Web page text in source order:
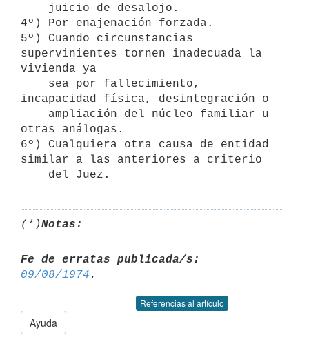
4º) Por enajenación forzada.
5º) Cuando circunstancias
supervinientes tornen inadecuada la
vivienda ya
incapacidad física, desintegración o
otras análogas.
6º) Cualquiera otra causa de entidad
similar a las anteriores a criterio
(*)Notas:
Fe de erratas publicada/s:
09/08/1974
Referencias al artículo
Ayuda